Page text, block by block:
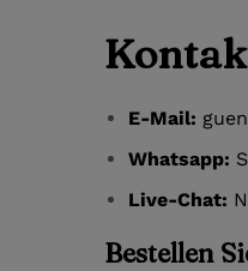
E-Mail:
Whatsapp:
Live-Chat:
Bestellen